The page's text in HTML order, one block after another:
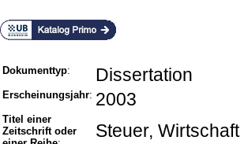
Dokumenttyp: Dissertation
Erscheinungsjahr: 2003
Titel einer
Zeitschrift oder
Steuer,